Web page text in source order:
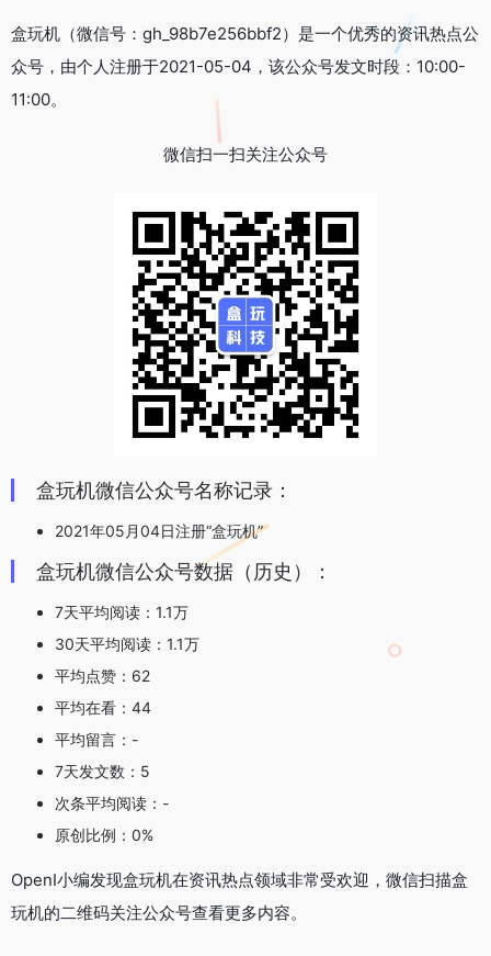
盒玩机（微信号：gh_98b7e256bbf2）是一个优秀的资讯热点公
众号，由个人注册于2021-05-04，该公众号发文时段：10:00-
11:00。
微信扫一扫关注公众号
盒玩机微信公众号名称记录：
2021年05月04日注册“盒玩机”
盒玩机微信公众号数据（历史）：
7天平均阅读：1.1万
30天平均阅读：1.1万
平均点赞：62
平均在看：44
平均留言：-
7天发文数：5
次条平均阅读：-
原创比例：0%
OpenI小编发现盒玩机在资讯热点领域非常受欢迎，微信扫描盒
玩机的二维码关注公众号查看更多内容。